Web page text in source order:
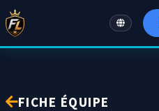
English
FICHE ÉQUIPE